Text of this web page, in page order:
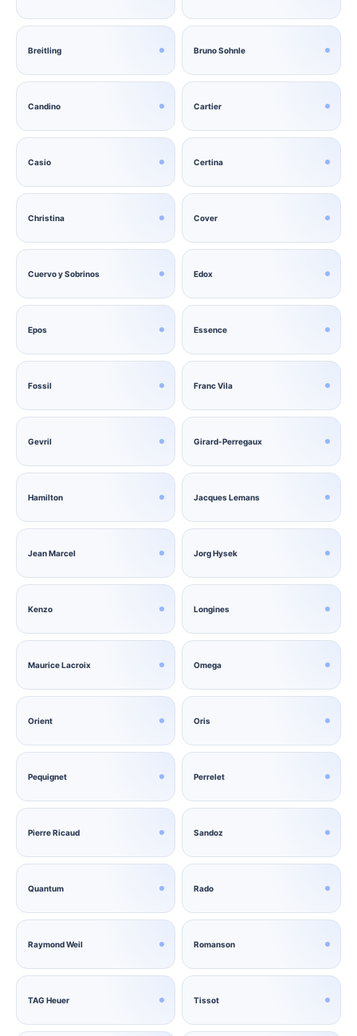
Breitling Bruno Sohnle
Candino Cartier
Casio Certina
Christina Cover
Cuervo y Sobrinos Edox
Epos Essence
Fossil Franc Vila
Gevril Girard-Perregaux
Hamilton Jacques Lemans
Jean Marcel Jorg Hysek
Kenzo Longines
Maurice Lacroix Omega
Orient Oris
Pequignet Perrelet
Pierre Ricaud Sandoz
Quantum Rado
Raymond Weil Romanson
TAG Heuer Tissot